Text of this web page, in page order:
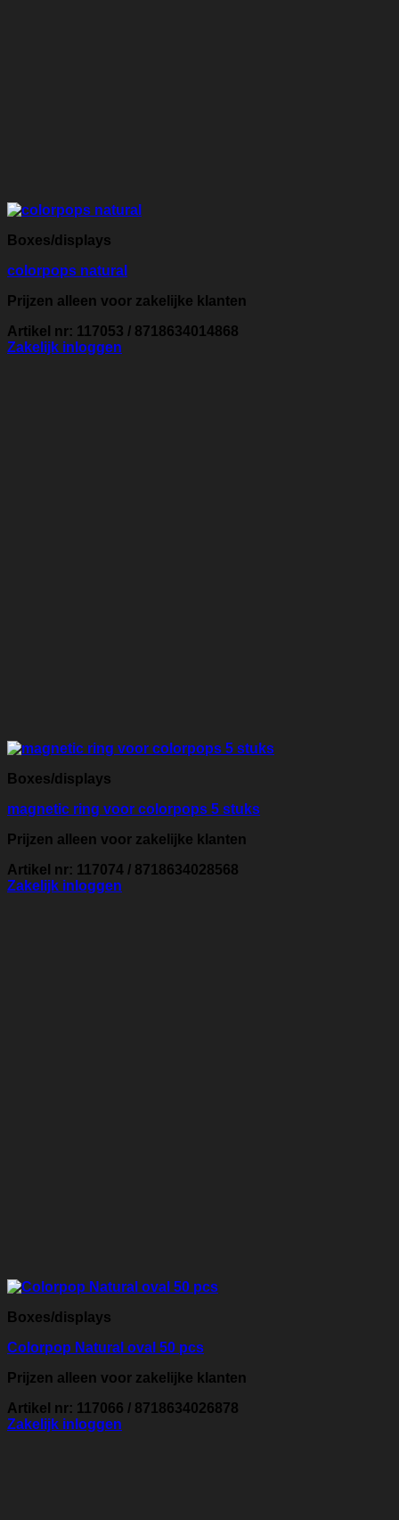
Boxes/displays
colorpops natural
Prijzen alleen voor zakelijke klanten
Artikel nr: 117053 / 8718634014868
Zakelijk inloggen
Boxes/displays
magnetic ring voor colorpops 5 stuks
Prijzen alleen voor zakelijke klanten
Artikel nr: 117074 / 8718634028568
Zakelijk inloggen
Boxes/displays
Colorpop Natural oval 50 pcs
Prijzen alleen voor zakelijke klanten
Artikel nr: 117066 / 8718634026878
Zakelijk inloggen